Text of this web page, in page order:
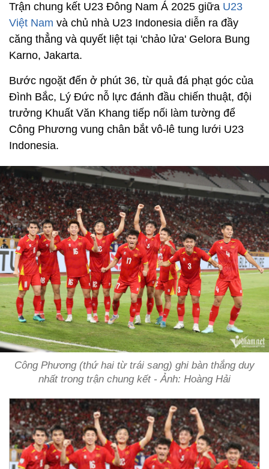
Trận chung kết U23 Đông Nam Á 2025 giữa U23
Việt Nam và chủ nhà U23 Indonesia diễn ra đầy
căng thẳng và quyết liệt tại 'chảo lửa' Gelora Bung
Karno, Jakarta.
Bước ngoặt đến ở phút 36, từ quả đá phạt góc của
Đình Bắc, Lý Đức nỗ lực đánh đầu chiến thuật, đội
trưởng Khuất Văn Khang tiếp nối làm tường để
Công Phương vung chân bắt vô-lê tung lưới U23
Indonesia.
Công Phương (thứ hai từ trái sang) ghi bàn thắng duy
nhất trong trận chung kết - Ảnh: Hoàng Hải